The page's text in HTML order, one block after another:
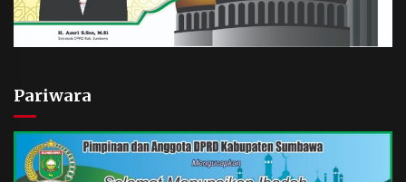
Pariwara